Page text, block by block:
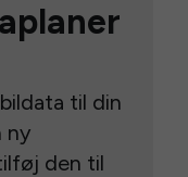
til din
ny
den til